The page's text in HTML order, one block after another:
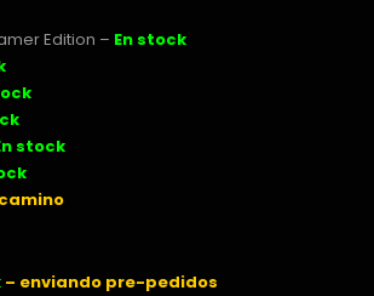
Edition – En stock
stock
– enviando pre-pedidos